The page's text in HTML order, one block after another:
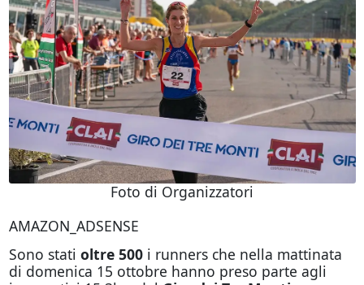
Foto di Organizzatori
AMAZON_ADSENSE
Sono stati oltre 500i runners che nella mattinata
di domenica 15 ottobre hanno preso parte agli